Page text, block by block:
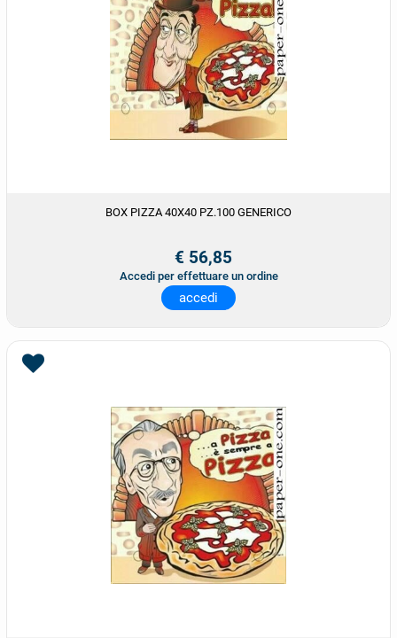
BOX PIZZA 40X40 PZ.100 GENERICO
€ 56,85
Accedi per effettuare un ordine
accedi